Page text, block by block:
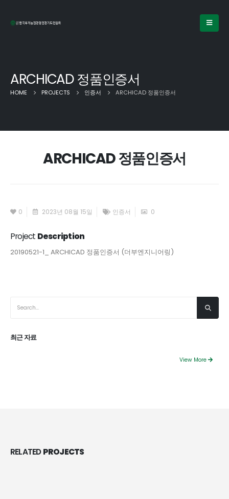
ARCHICAD 정품인증서
HOME PROJECTS 인증서 ARCHICAD 정품인증서
ARCHICAD 정품인증서
0 2023년 08월 15일 인증서 0
Project Description
20190521-1_ ARCHICAD 정품인증서 (더부엔지니어링)
최근 자료
View More
RELATEDPROJECTS